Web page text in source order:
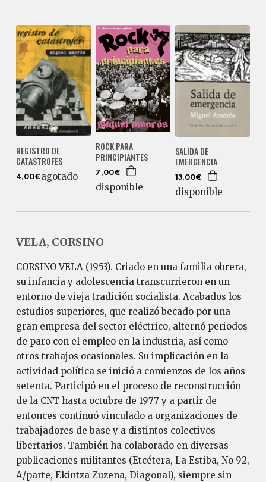
REGISTRO DE
CATASTROFES
4,00€agotado
ROCK PARA
PRINCIPIANTES
7,00€
disponible
SALIDA DE
EMERGENCIA
13,00€
disponible
VELA, CORSINO
CORSINO VELA (1953). Criado en una familia obrera,
su infancia y adolescencia transcurrieron en un
entorno de vieja tradición socialista. Acabados los
estudios superiores, que realizó becado por una
gran empresa del sector eléctrico, alternó periodos
de paro con el empleo en la industria, así como
otros trabajos ocasionales. Su implicación en la
actividad política se inició a comienzos de los años
setenta. Participó en el proceso de reconstrucción
de la CNT hasta octubre de 1977 y a partir de
entonces continuó vinculado a organizaciones de
trabajadores de base y a distintos colectivos
libertarios. También ha colaborado en diversas
publicaciones militantes (Etcétera, La Estiba, No 92,
A/parte, Ekintza Zuzena, Diagonal), siempre sin